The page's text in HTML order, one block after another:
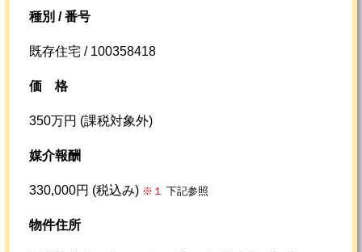
種別 / 番号
既存住宅 / 100358418
価格
350万円 (課税対象外)
媒介報酬
330,000円 (税込み) ※１ 下記参照
物件住所